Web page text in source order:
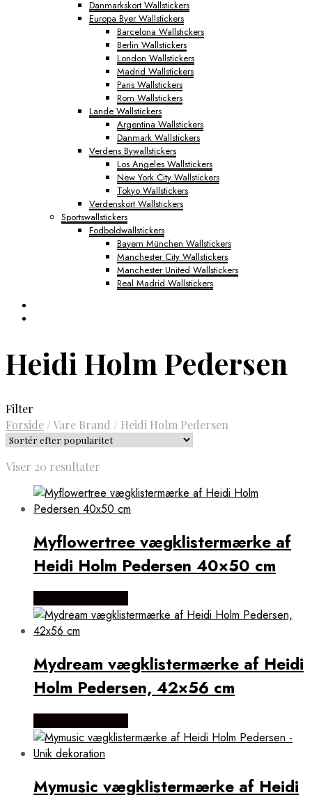
Danmarkskort Wallstickers
Europa Byer Wallstickers
Barcelona Wallstickers
Berlin Wallstickers
London Wallstickers
Madrid Wallstickers
Paris Wallstickers
Rom Wallstickers
Lande Wallstickers
Argentina Wallstickers
Danmark Wallstickers
Verdens Bywallstickers
Los Angeles Wallstickers
New York City Wallstickers
Tokyo Wallstickers
Verdenskort Wallstickers
Sportswallstickers
Fodboldwallstickers
Bayern München Wallstickers
Manchester City Wallstickers
Manchester United Wallstickers
Real Madrid Wallstickers
Heidi Holm Pedersen
Filter
Forside /Vare Brand / Heidi Holm Pedersen
Viser 20 resultater
popularitet
Myflowertree vægklistermærke af
Heidi Holm Pedersen 40×50 cm
Mydream vægklistermærke af Heidi
Holm Pedersen, 42×56 cm
Mymusic vægklistermærke af Heidi